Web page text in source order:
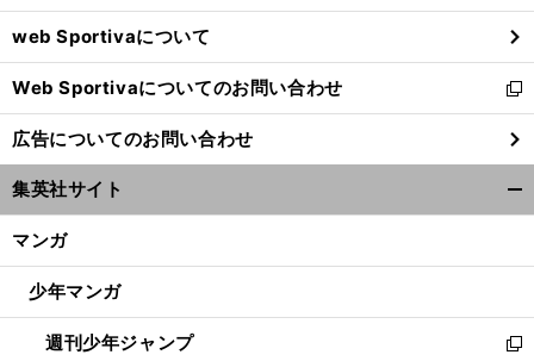
ウ
で
開
く
web Sportivaについて
Web Sportivaについてのお問い合わせ
新
し
い
ウ
ィ
ン
ウ
開
く
広告についてのお問い合わせ
集英社サイト
マンガ
少年マンガ
週刊少年ジャンプ
新